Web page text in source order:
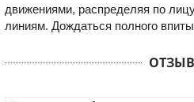
движениями, распределяя по
линиям. Дождаться полного